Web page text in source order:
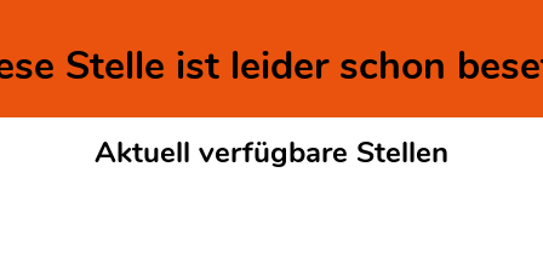
Stelle ist leider schon
Aktuell verfügbare Stellen